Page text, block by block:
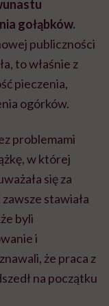
gołąbków.
publiczności
to właśnie z
pieczenia,
ogórków.
problemami
w której
się za
stawiała
byli
i
że praca z
na początku